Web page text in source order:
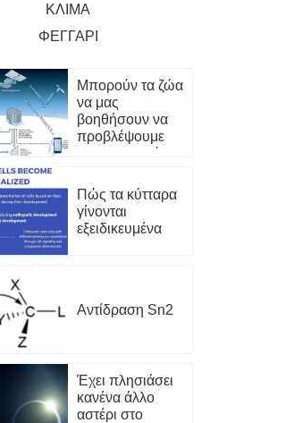
ΚΛΊΜΑ
ΦΕΓΓΆΡΙ
Μπορούν τα ζώα
να μας
βοηθήσουν να
προβλέψουμε
τους σεισμούς;
Πώς τα κύτταρα
γίνονται
εξειδικευμένα
Αντίδραση Sn2
Έχει πλησιάσει
κανένα άλλο
αστέρι στο